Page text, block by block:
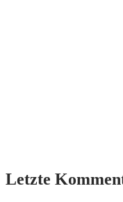
Letzte